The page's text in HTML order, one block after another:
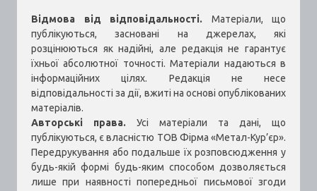
Відмова від відповідальності. Матеріали, що
публікуються, засновані на джерелах, які
розцінюються як надійні, але редакція не гарантує
їхньої абсолютної точності. Матеріали надаються в
інформаційних цілях. Редакція не несе
відповідальності за дії, вжиті на основі опублікованих
матеріалів.
Авторські права. Усі матеріали та дані, що
публікуються, є власністю ТОВ Фірма «Метал-Кур’єр».
Передрукування або подальше їх розповсюдження у
будь-якій формі будь-яким способом дозволяється
лише при наявності попередньої письмової згоди